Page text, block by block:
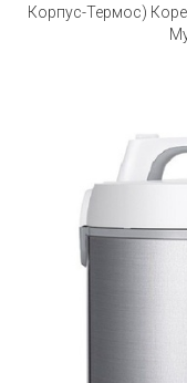
Корпус-Термос)